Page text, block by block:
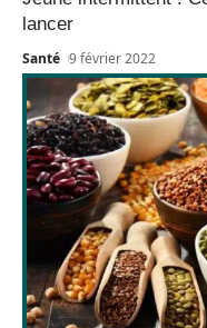
lancer
Santé 9 février 2022